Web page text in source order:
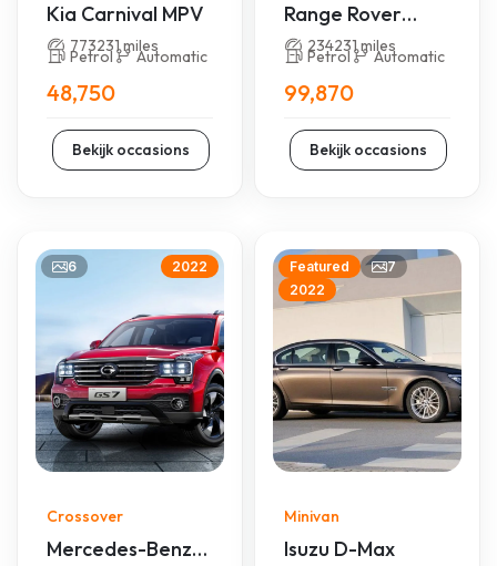
Kia Carnival MPV
773231 miles
Petrol Automatic
48,750
Bekijk occasions
Range Rover
Evoque
234231 miles
Petrol Automatic
99,870
Bekijk occasions
6 2022
Crossover
Mercedes-Benz
Featured
7
2022
Minivan
Isuzu D-Max